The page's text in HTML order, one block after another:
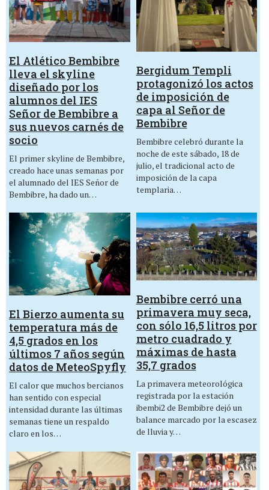
El Atlético Bembibre
lleva el skyline
diseñado por los
alumnos del IES
Señor de Bembibre a
sus nuevos carnés de
socio
El primer skyline de Bembibre,
creado hace unas semanas por
el alumnado del IES Señor de
Bembibre, ha dado un…
Bergidum Templi
protagonizó los actos
de imposición de
capa al Señor de
Bembibre
Bembibre celebró durante la
noche de este sábado, 18 de
julio, el tradicional acto de
imposición de la capa
templaria…
El Bierzo aumenta su
temperatura más de
4,5 grados en los
últimos 7 años según
datos de MeteoSpyfly
El calor que muchos bercianos
han sentido con especial
intensidad durante las últimas
semanas tiene un respaldo
claro en los…
Bembibre cerró una
primavera muy seca,
con sólo 16,5 litros por
metro cuadrado y
máximas de hasta
35,7 grados
La primavera meteorológica
registrada por la estación
ibembi2 de Bembibre dejó un
balance marcado por la escasez
de lluvia y…